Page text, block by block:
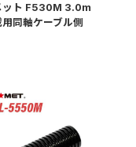
ット F530M 3.0m
同軸ケーブル側